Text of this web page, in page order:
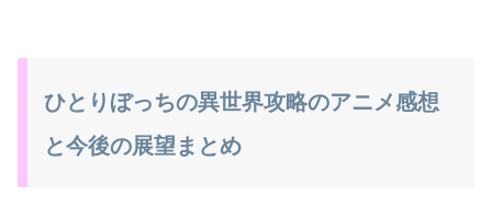
ひとりぼっちの異世界攻略のアニメ感想
と今後の展望まとめ